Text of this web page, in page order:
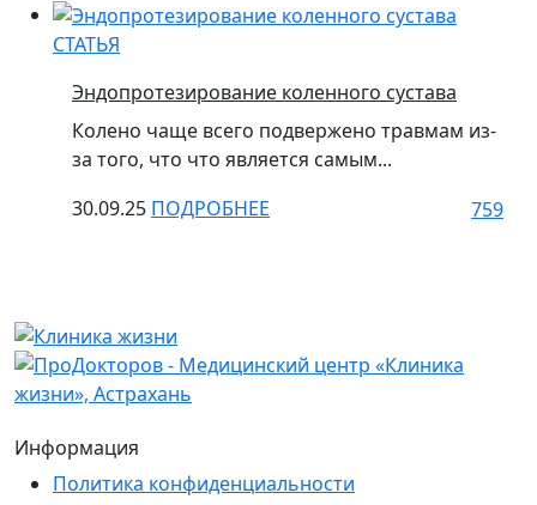
СТАТЬЯ
Эндопротезирование коленного сустава
Колено чаще всего подвержено травмам из-
за того, что что является самым...
30.09.25 ПОДРОБНЕЕ 759
Информация
Политика конфиденциальности